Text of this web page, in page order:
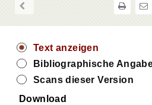
Text anzeigen
Bibliographische
Scans dieser Version
Download